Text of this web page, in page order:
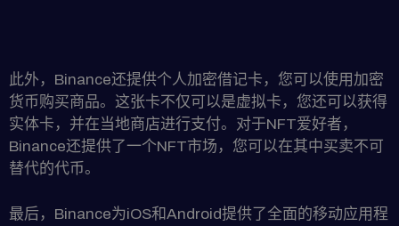
此外，Binance还提供个人加密借记卡，您可以使用加密
货币购买商品。这张卡不仅可以是虚拟卡，您还可以获得
实体卡，并在当地商店进行支付。对于NFT爱好者，
Binance还提供了一个NFT市场，您可以在其中买卖不可
替代的代币。
最后，Binance为iOS和Android提供了全面的移动应用程